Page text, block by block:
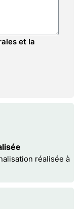
et la
réalisée à